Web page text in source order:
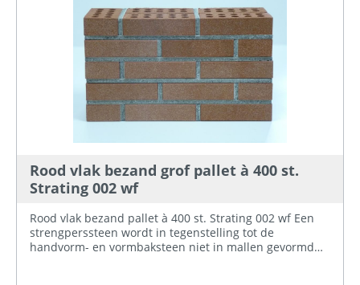
twijfelt over de kleur/uiterlijk van de stenen kunt u bij
ons een steenmonster aanvragen.
Rood vlak bezand grof pallet à 400 st.
Strating 002 wf
Rood vlak bezand pallet à 400 st. Strating 002 wf Een
strengperssteen wordt in tegenstelling tot de
handvorm- en vormbaksteen niet in mallen gevormd